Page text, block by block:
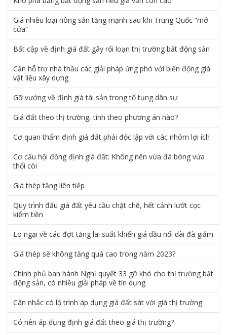
Giá nhiều loại nông sản tăng mạnh sau khi Trung Quốc “mở
cửa”
Bất cập về định giá đất gây rối loạn thị trường bất động sản
Cần hỗ trợ nhà thầu các giải pháp ứng phó với biến động giá
vật liệu xây dựng
Gỡ vướng về định giá tài sản trong tố tụng dân sự
Giá đất theo thị trường, tính theo phương án nào?
Cơ quan thẩm định giá đất phải độc lập với các nhóm lợi ích
Cơ cấu hội đồng định giá đất: Không nên vừa đá bóng vừa
thổi còi
Giá thép tăng liên tiếp
Quy trình đấu giá đất yêu cầu chặt chẽ, hết cảnh lướt cọc
kiếm tiền
Lo ngại về các đợt tăng lãi suất khiến giá dầu nối dài đà giảm
Giá thép sẽ không tăng quá cao trong năm 2023?
Chính phủ ban hành Nghị quyết 33 gỡ khó cho thị trường bất
động sản, có nhiều giải pháp về tín dụng
Cân nhắc có lộ trình áp dụng giá đất sát với giá thị trường
Có nên áp dụng định giá đất theo giá thị trường?